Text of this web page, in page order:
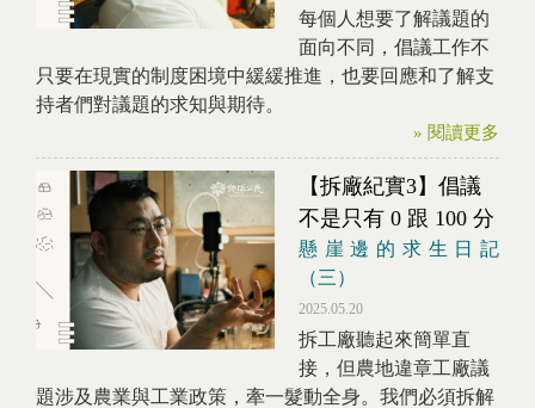
每個人想要了解議題的
面向不同，倡議工作不
只要在現實的制度困境中緩緩推進，也要回應和了解支
持者們對議題的求知與期待。
» 閱讀更多
【拆廠紀實3】倡議
不是只有 0 跟 100 分
懸崖邊的求生日記
（三）
2025.05.20
拆工廠聽起來簡單直
接，但農地違章工廠議
題涉及農業與工業政策，牽一髮動全身。我們必須拆解